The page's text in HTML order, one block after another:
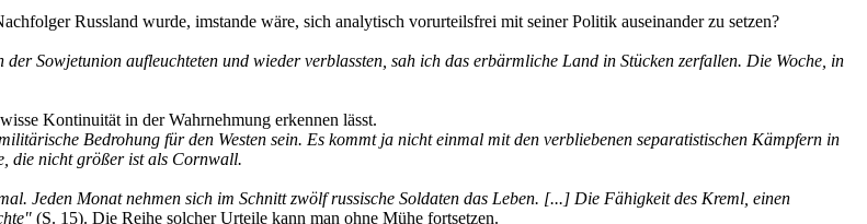
Russland wurde, imstande wäre, sich analytisch vorurteilsfrei mit seiner Politik auseinander zu setzen?
Sowjetunion aufleuchteten und wieder verblassten, sah ich das erbärmliche Land in Stücken zerfallen. Die Woche, in
Kontinuität in der Wahrnehmung erkennen lässt.
Bedrohung für den Westen sein. Es kommt ja nicht einmal mit den verbliebenen separatistischen Kämpfern in
die nicht größer ist als Cornwall.
Jeden Monat nehmen sich im Schnitt zwölf russische Soldaten das Leben. [...] Die Fähigkeit des Kreml, einen
(S. 15). Die Reihe solcher Urteile kann man ohne Mühe fortsetzen.